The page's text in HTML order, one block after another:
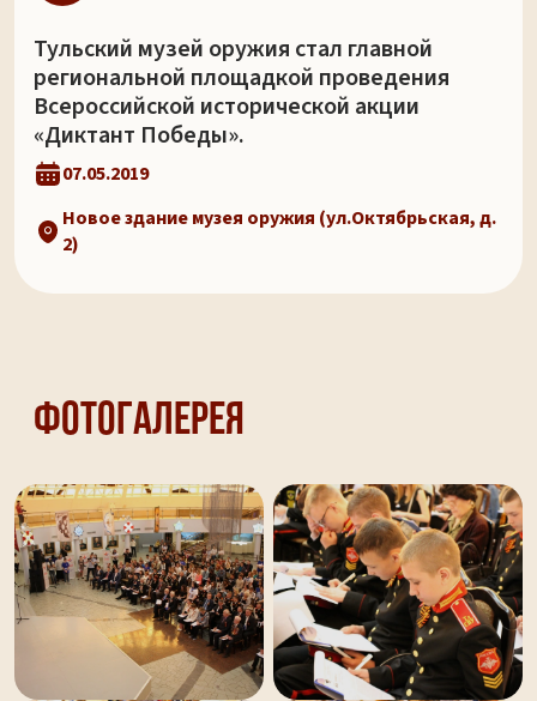
Тульский музей оружия стал главной
региональной площадкой проведения
Всероссийской исторической акции
«Диктант Победы».
07.05.2019
Новое здание музея оружия (ул.Октябрьская, д.
2)
Фотогалерея